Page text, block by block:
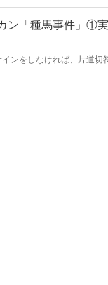
ン「種馬事件」①
をしなければ、片道切
品メーカーが、婿に対